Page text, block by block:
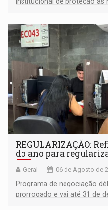
Goiás
REGULARIZAÇÃO:
do ano para
Geral 06 de Agosto de
Programa de negociação
prorrogado e vai até 31 de